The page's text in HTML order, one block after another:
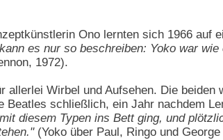
Ono lernten sich 1966 auf
es nur so beschreiben: Yoko war
1972).
allerlei Wirbel und Aufsehen. Die
Beatles schließlich, ein Jahr nachdem
diesem Typen ins Bett ging, und
(Yoko über Paul, Ringo und George